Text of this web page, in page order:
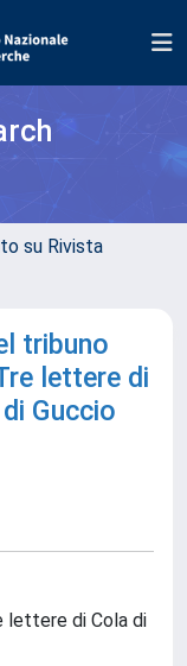
su Rivista
tribuno
lettere di
Guccio
lettere di Cola di